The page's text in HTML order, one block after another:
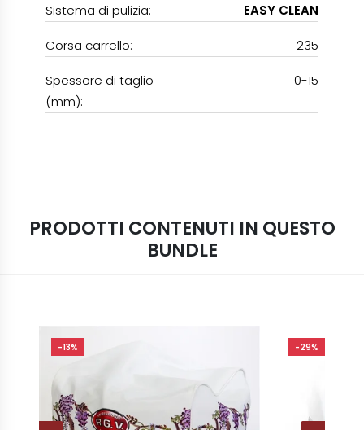
Sistema di pulizia: EASY CLEAN
Corsa carrello: 235
Spessore di taglio
(mm):
0-15
PRODOTTI CONTENUTI IN QUESTO
BUNDLE
-13% -29%